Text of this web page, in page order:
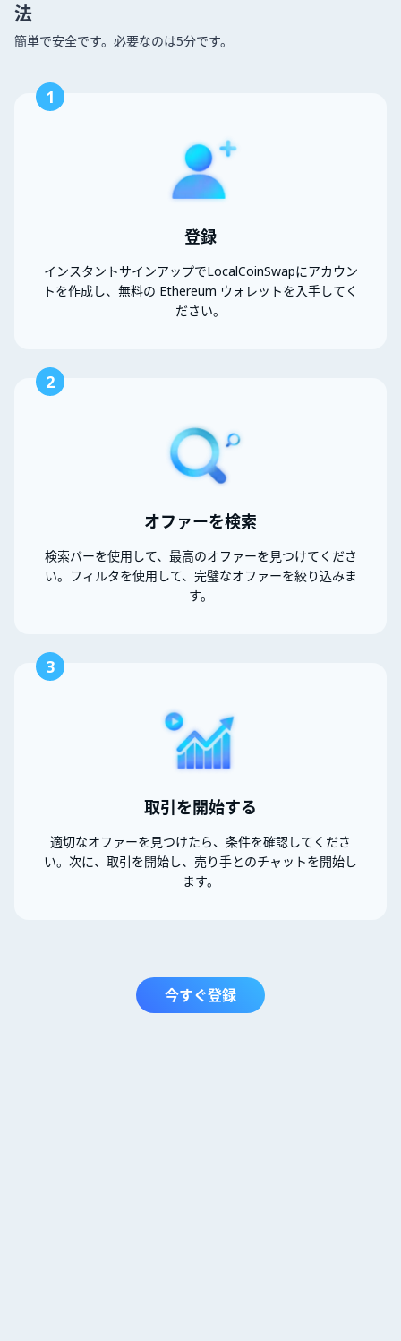
法
簡単で安全です。必要なのは5分です。
1
登録
インスタントサインアップでLocalCoinSwapにアカウン
トを作成し、無料の Ethereum ウォレットを入手してく
ださい。
2
オファーを検索
検索バーを使用して、最高のオファーを見つけてくださ
い。フィルタを使用して、完璧なオファーを絞り込みま
す。
3
取引を開始する
適切なオファーを見つけたら、条件を確認してくださ
い。次に、取引を開始し、売り手とのチャットを開始し
ます。
今すぐ登録